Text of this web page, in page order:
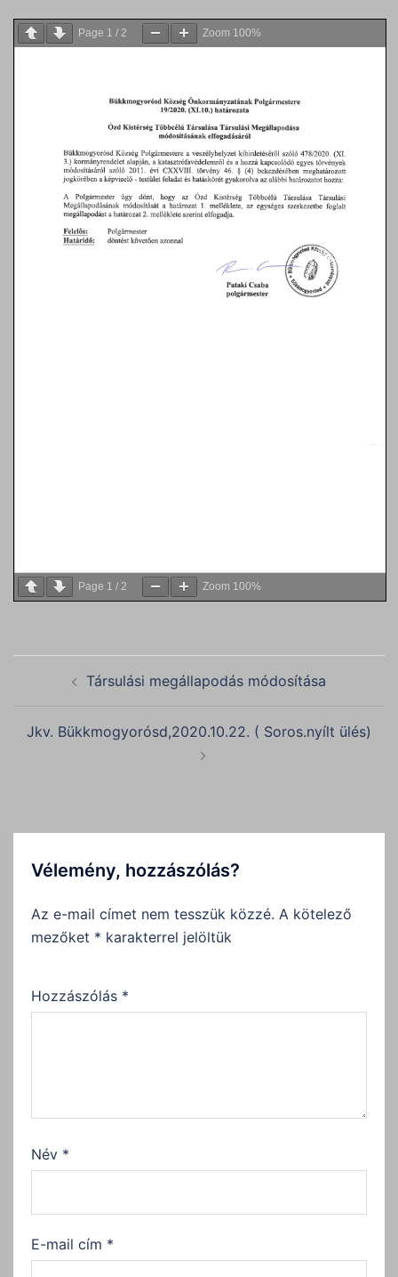
Page 1 / 2 Zoom 100%
Page 1 / 2 Zoom 100%
navigationTársulási megállapodás módosítása
Jkv. Bükkmogyorósd,2020.10.22. ( Soros.nyílt ülés)
Vélemény, hozzászólás?
Az e-mail címet nem tesszük közzé. A kötelező
mezőket * karakterrel jelöltük
Hozzászólás *
Név *
E-mail cím *